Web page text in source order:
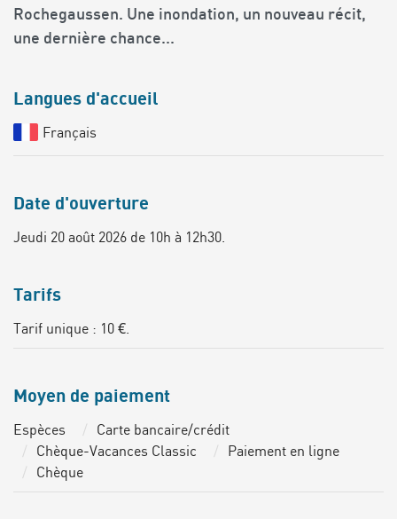
Rochegaussen. Une inondation, un nouveau récit,
une dernière chance...
Langues d'accueil
Français
Date d'ouverture
Jeudi 20 août 2026 de 10h à 12h30.
Tarifs
Tarif unique : 10 €.
Moyen de paiement
Espèces
Carte bancaire/crédit
Chèque-Vacances Classic
Paiement en ligne
Chèque